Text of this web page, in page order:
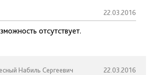
22.03.2016
отсутствует.
Набиль Сергеевич 22.03.2016